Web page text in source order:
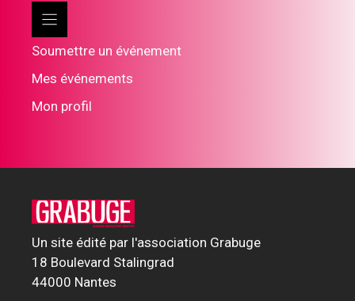
Soumettre un événement
Mes événements
Mon profil
Un site édité par l'association Grabuge
18 Boulevard Stalingrad
44000 Nantes